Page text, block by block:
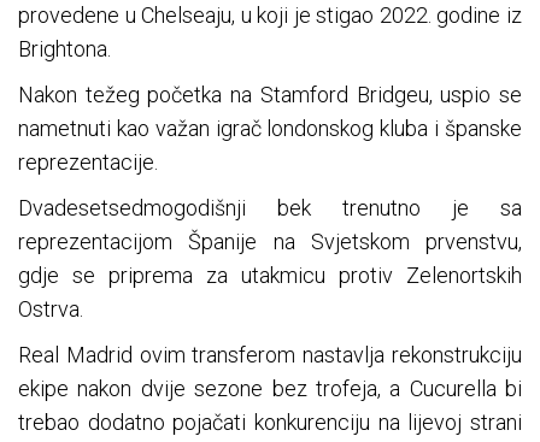
provedene u Chelseaju, u koji je stigao 2022. godine iz
Brightona.
Nakon težeg početka na Stamford Bridgeu, uspio se
nametnuti kao važan igrač londonskog kluba i španske
reprezentacije.
Dvadesetsedmogodišnji bek trenutno je sa
reprezentacijom Španije na Svjetskom prvenstvu,
gdje se priprema za utakmicu protiv Zelenortskih
Ostrva.
Real Madrid ovim transferom nastavlja rekonstrukciju
ekipe nakon dvije sezone bez trofeja, a Cucurella bi
trebao dodatno pojačati konkurenciju na lijevoj strani